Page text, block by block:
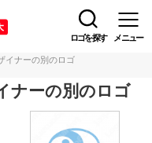
ロゴを探す メニュー
イナーの別のロゴ
ナーの別のロゴ